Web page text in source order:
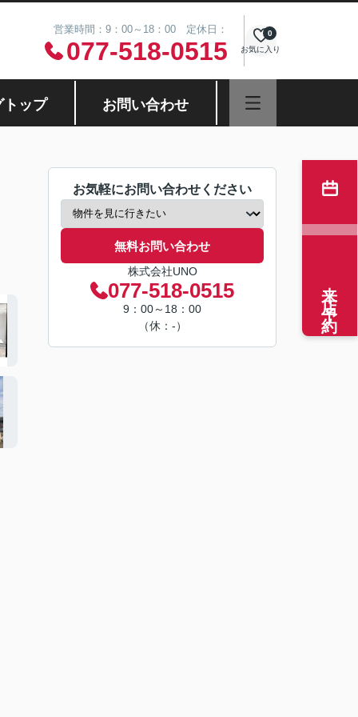
営業時間：9：00～18：00 定休日：
077-518-0515 お気に入り
0
トップ お問い合わせ
お気軽にお問い合わせください
無料お問い合わせ
株式会社UNO
077-518-0515
9：00～18：00
（休：-）
来店予約